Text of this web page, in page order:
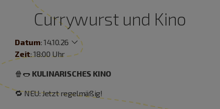
Currywurst und Kino
Datum:14.10.26
Zeit: 18:00 Uhr
🍿🌭 KULINARISCHES KINO
🔁 NEU: Jetzt regelmäßig!